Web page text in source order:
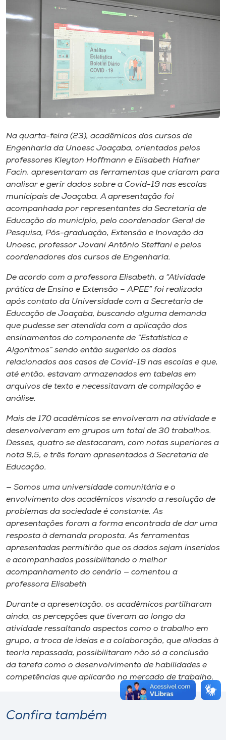
Rádio
Selecione
A+
A-
Na quarta-feira (23), acadêmicos dos cursos de
Engenharia da Unoesc Joaçaba, orientados pelos
professores Kleyton Hoffmann e Elisabeth Hafner
Facin, apresentaram as ferramentas que criaram para
analisar e gerir dados sobre a Covid-19 nas escolas
municipais de Joaçaba. A apresentação foi
acompanhada por representantes da Secretaria de
Educação do município, pelo coordenador Geral de
Pesquisa, Pós-graduação, Extensão e Inovação da
Unoesc, professor Jovani Antônio Steffani e pelos
coordenadores dos cursos de Engenharia.
De acordo com a professora Elisabeth, a “Atividade
prática de Ensino e Extensão – APEE” foi realizada
após contato da Universidade com a Secretaria de
Educação de Joaçaba, buscando alguma demanda
que pudesse ser atendida com a aplicação dos
ensinamentos do componente de “Estatística e
Algoritmos” sendo então sugerido os dados
relacionados aos casos de Covid-19 nas escolas e que,
até então, estavam armazenados em tabelas em
arquivos de texto e necessitavam de compilação e
análise.
Mais de 170 acadêmicos se envolveram na atividade e
desenvolveram em grupos um total de 30 trabalhos.
Desses, quatro se destacaram, com notas superiores a
nota 9,5, e três foram apresentados à Secretaria de
Educação.
— Somos uma universidade comunitária e o
envolvimento dos acadêmicos visando a resolução de
problemas da sociedade é constante. As
apresentações foram a forma encontrada de dar uma
resposta à demanda proposta. As ferramentas
apresentadas permitirão que os dados sejam inseridos
e acompanhados possibilitando o melhor
acompanhamento do cenário — comentou a
professora Elisabeth
Durante a apresentação, os acadêmicos partilharam
ainda, as percepções que tiveram ao longo da
atividade ressaltando aspectos como o trabalho em
grupo, a troca de ideias e a colaboração, que aliadas à
teoria repassada, possibilitaram não só a conclusão
da tarefa como o desenvolvimento de habilidades e
competências que aplicarão no mercado de trabalho.
Confira também